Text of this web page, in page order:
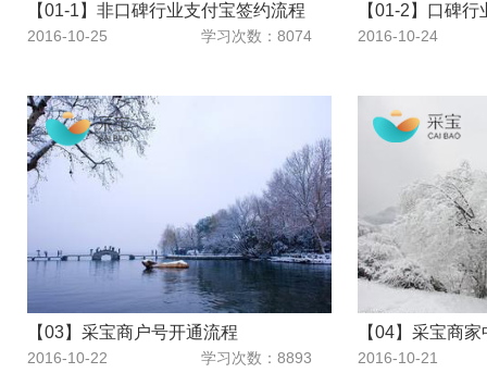
【01-1】非口碑行业支付宝签约流程
学习次数：8074
2016-10-25 2016-10-24
【03】采宝商户号开通流程
学习次数：8893
2016-10-22
【04】采宝商
2016-10-21